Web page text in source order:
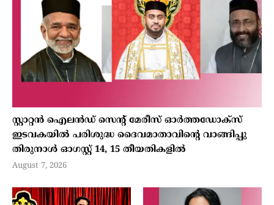
സ്റ്റാറ്റന്‍ ഐലന്‍ഡ് സെന്റ് മേരീസ് ഓര്‍ത്തഡോക്‌സ്
ഇടവകയില്‍ പരിശുദ്ധ ദൈവമാതാവിന്റെ വാങ്ങിപ്പു
തിരുനാള്‍ ഓഗസ്റ്റ് 14, 15 തീയതികളില്‍
August 7, 2026